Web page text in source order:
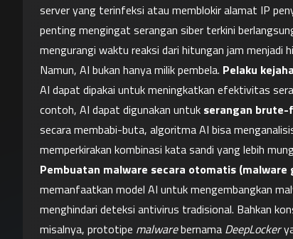
server yang terinfeksi atau memblokir alamat IP
penting mengingat serangan siber terkini
mengurangi waktu reaksi dari hitungan jam menjadi
Namun, AI bukan hanya milik pembela. Pelaku
AI dapat dipakai untuk meningkatkan efektivitas
contoh, AI dapat digunakan untuk serangan brute-
secara membabi-buta, algoritma AI bisa
Pembuatan malware secara otomatis (malware
memanfaatkan model AI untuk mengembangkan
menghindari deteksi antivirus tradisional. Bahkan
misalnya, prototipe malware bernama DeepLocker